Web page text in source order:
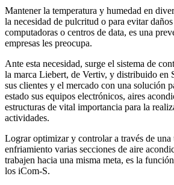
Mantener la temperatura y humedad en
la necesidad de pulcritud o para evitar
computadoras o centros de data, es una
empresas les preocupa.
Ante esta necesidad, surge el sistema de
la marca Liebert, de Vertiv, y distribuido en
sus clientes y el mercado con una solución
estado sus equipos electrónicos, aires
estructuras de vital importancia para la
actividades.
Lograr optimizar y controlar a través de una
enfriamiento varias secciones de aire
trabajen hacia una misma meta, es la
los iCom-S.